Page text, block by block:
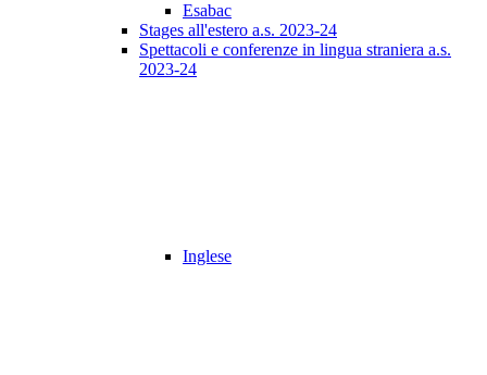
Esabac
Stages all'estero a.s. 2023-24
Spettacoli e conferenze in lingua straniera a.s.
2023-24
Inglese